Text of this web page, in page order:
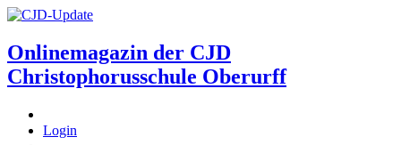
Onlinemagazin der CJD
Christophorusschule Oberurff
Login